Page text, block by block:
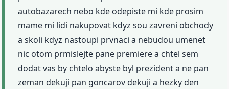
autobazarech nebo kde odepiste mi kde prosim
mame mi lidi nakupovat kdyz sou zavreni obchody
a skoli kdyz nastoupi prvnaci a nebudou umenet
nic otom prmislejte pane premiere a chtel sem
dodat vas by chtelo abyste byl prezident a ne pan
zeman dekuji pan goncarov dekuji a hezky den